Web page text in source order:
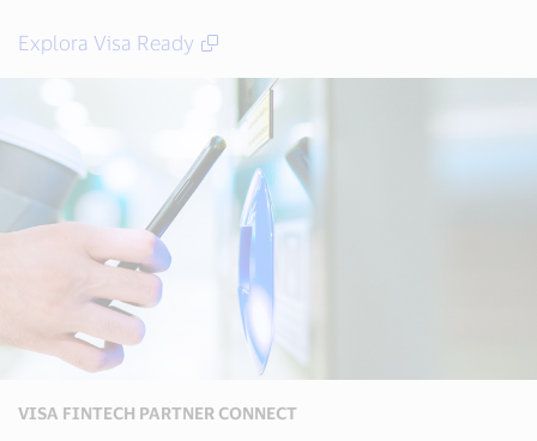
Explora Visa Ready
VISA FINTECH PARTNER CONNECT